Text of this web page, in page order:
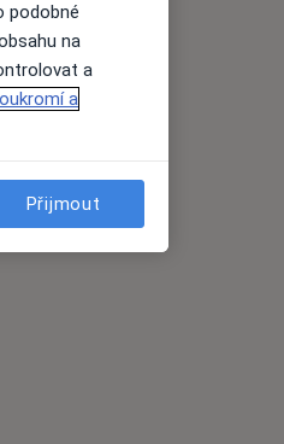
podobné
na
a
a
Přijmout